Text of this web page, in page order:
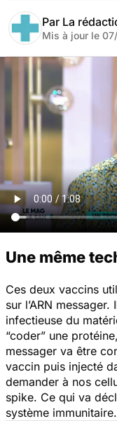
Par La
Mis à jour le
Une même
Ces deux vaccins
sur l’ARN
infectieuse du
“coder” une
messager va être
vaccin puis injecté
demander à nos
spike. Ce qui va
système immunitaire.